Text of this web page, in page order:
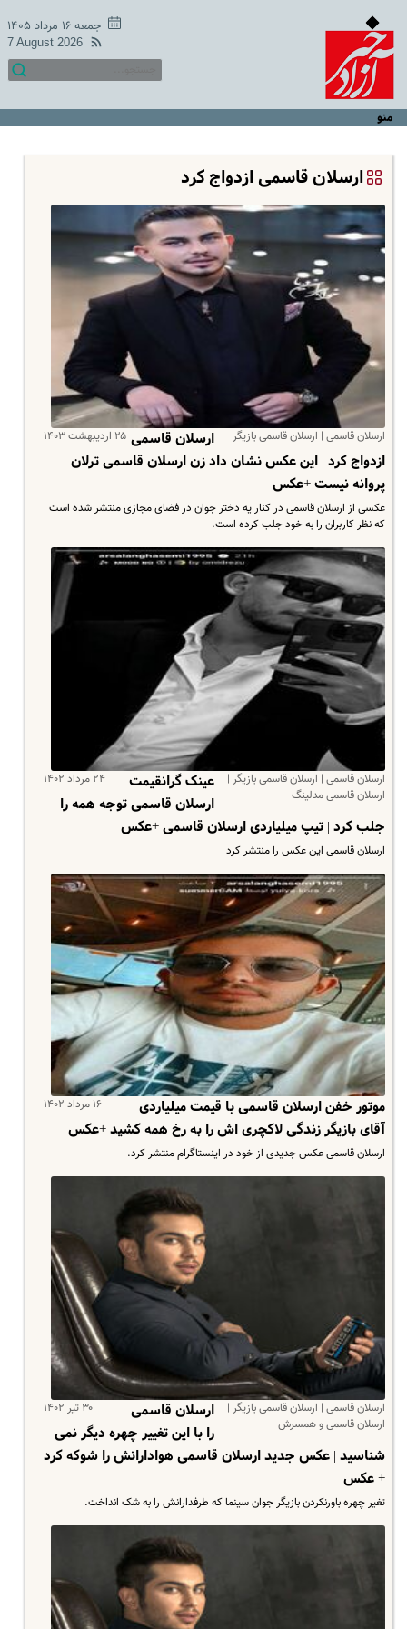
جمعه ۱۶ مرداد ۱۴۰۵
7 August 2026
منو
ارسلان قاسمی ازدواج کرد
ارسلان قاسمی | ارسلان قاسمی بازیگر ۲۵ اردیبهشت ۱۴۰۳ ارسلان قاسمی
ازدواج کرد | این عکس نشان داد زن ارسلان قاسمی ترلان
پروانه نیست +عکس
عکسی از ارسلان قاسمی در کنار یه دختر جوان در فضای مجازی منتشر شده است
که نظر کاربران را به خود جلب کرده است.
ارسلان قاسمی | ارسلان قاسمی بازیگر |
ارسلان قاسمی مدلینگ
۲۴ مرداد ۱۴۰۲
عینک گرانقیمت
ارسلان قاسمی توجه همه را
جلب کرد | تیپ میلیاردی ارسلان قاسمی +عکس
ارسلان قاسمی این عکس را منتشر کرد
۱۶ مرداد ۱۴۰۲
موتور خفن ارسلان قاسمی با قیمت میلیاردی |
آقای بازیگر زندگی لاکچری اش را به رخ همه کشید +عکس
ارسلان قاسمی عکس جدیدی از خود در اینستاگرام منتشر کرد.
ارسلان قاسمی | ارسلان قاسمی بازیگر |
ارسلان قاسمی و همسرش
۳۰ تیر ۱۴۰۲
ارسلان قاسمی
را با این تغییر چهره دیگر نمی
شناسید | عکس جدید ارسلان قاسمی هوادارانش را شوکه کرد
+ عکس
تغیر چهره باورنکردن بازیگر جوان سینما که طرفدارانش را به شک انداخت.